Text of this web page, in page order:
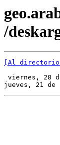
/
[Al
viernes, 28
jueves, 21